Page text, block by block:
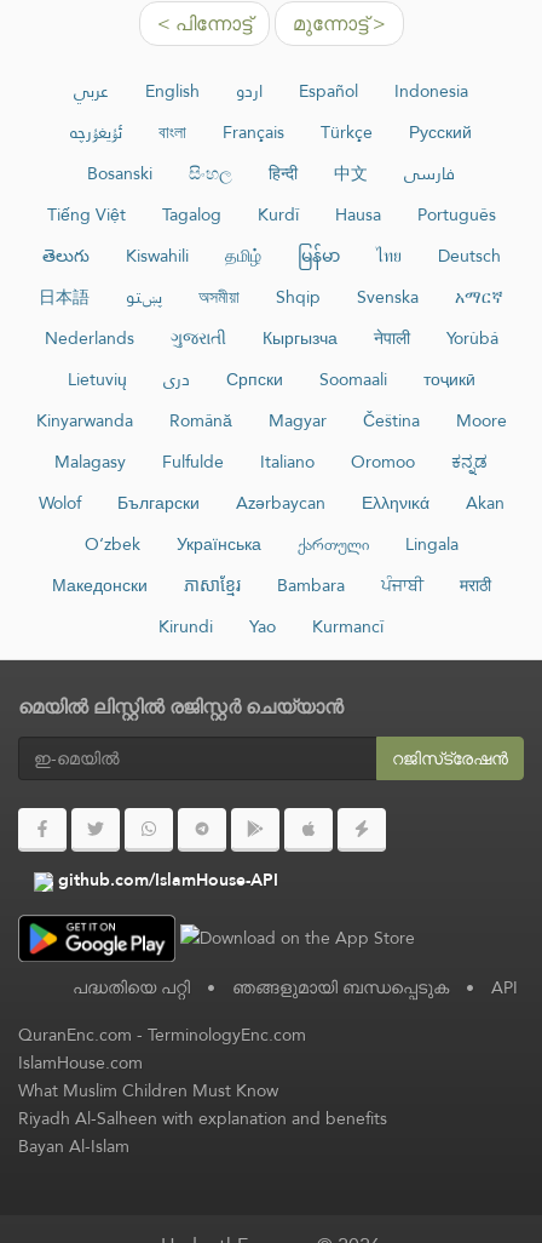
< പിന്നോട്ട് മുന്നോട്ട് >
عربي English اردو Español
Indonesia
ئۇيغۇرچە
বাংলা Français Türkçe
Русский
Bosanski
සිංහල हिन्दी 中文
فارسی
Tiếng Việt
Tagalog Kurdî Hausa
Português
తెలుగు
Kiswahili தமிழ் မြန်မာ ไทย
Deutsch
日本語
پښتو অসমীয়া Shqip Svenska
አማርኛ
Nederlands
ગુજરાતી Кыргызча नेपाली
Yorùbá
Lietuvių
دری Српски Soomaali
тоҷикӣ
Kinyarwanda
Română Magyar Čeština
Moore
Malagasy
Fulfulde Italiano Oromoo
ಕನ್ನಡ
Wolof
Български Azərbaycan Ελληνικά
Akan
O‘zbek
Українська ქართული
Lingala
Македонски
ភាសាខ្មែរ Bambara ਪੰਜਾਬੀ
मराठी
Kirundi
Yao Kurmancî
മെയിൽ ലിസ്റ്റിൽ രജിസ്റ്റർ ചെയ്യാൻ
റജിസ്‌ട്രേഷൻ
github.com/IslamHouse-API
പദ്ധതിയെ പറ്റി • ഞങ്ങളുമായി ബന്ധപ്പെടുക • API
QuranEnc.com-TerminologyEnc.com
IslamHouse.com
What Muslim Children Must Know
Riyadh Al-Salheen with explanation and benefits
Bayan Al-Islam